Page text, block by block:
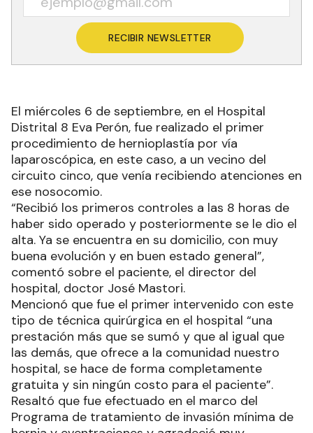
RECIBIR NEWSLETTER
El miércoles 6 de septiembre, en el Hospital
Distrital 8 Eva Perón, fue realizado el primer
procedimiento de hernioplastía por vía
laparoscópica, en este caso, a un vecino del
circuito cinco, que venía recibiendo atenciones en
ese nosocomio.
“Recibió los primeros controles a las 8 horas de
haber sido operado y posteriormente se le dio el
alta. Ya se encuentra en su domicilio, con muy
buena evolución y en buen estado general”,
comentó sobre el paciente, el director del
hospital, doctor José Mastori.
Mencionó que fue el primer intervenido con este
tipo de técnica quirúrgica en el hospital “una
prestación más que se sumó y que al igual que
las demás, que ofrece a la comunidad nuestro
hospital, se hace de forma completamente
gratuita y sin ningún costo para el paciente”.
Resaltó que fue efectuado en el marco del
Programa de tratamiento de invasión mínima de